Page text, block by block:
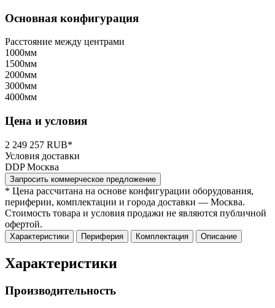
Основная конфигурация
Расстояние между центрами
1000мм
1500мм
2000мм
3000мм
4000мм
Цена и условия
2 249 257 RUB*
Условия доставки
DDP Москва
Запросить коммерческое предложение
* Цена рассчитана на основе конфигурации оборудования,
периферии, комплектации и города доставки — Москва.
Стоимость товара и условия продажи не являются публичной
офертой.
Характеристики Периферия Комплектация Описание
Характеристики
Производительность